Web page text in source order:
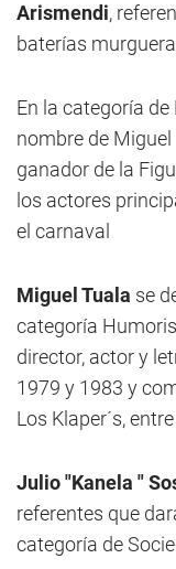
Arismendi,
baterías
En la categoría de
nombre de Miguel
ganador de la
los actores
el carnaval
Miguel Tuala se
categoría
director, actor y
1979 y 1983 y
Los Klaper´s,
Julio "Kanela "
referentes que
categoría de